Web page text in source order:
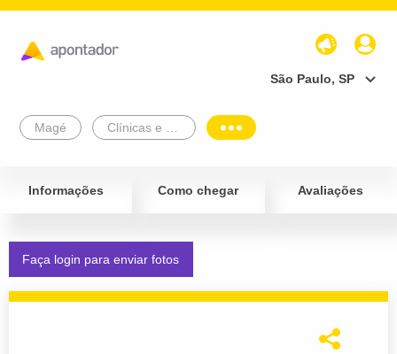
São Paulo, SP
Magé
Informações Como chegar Avaliações
Faça login para enviar fotos